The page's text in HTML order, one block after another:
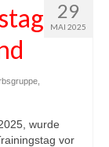
29
MAI 2025
wurde
vor